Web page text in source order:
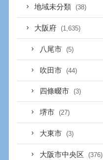
地域未分類 (38)
大阪府 (1,635)
八尾市 (5)
吹田市 (44)
四條畷市 (3)
堺市 (27)
大東市 (3)
大阪市中央区 (376)